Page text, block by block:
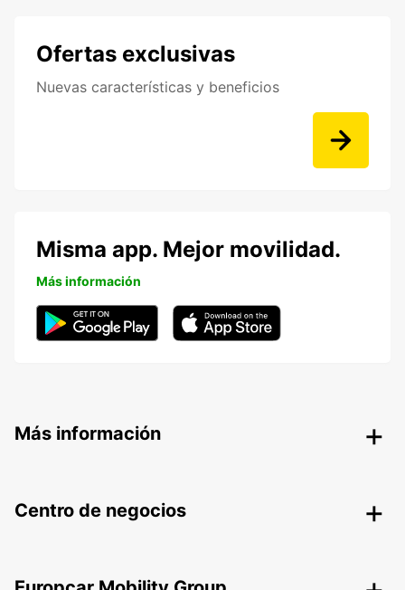
Ofertas exclusivas
Nuevas características y beneficios
Misma app. Mejor movilidad.
Más información
Más información
Centro de negocios